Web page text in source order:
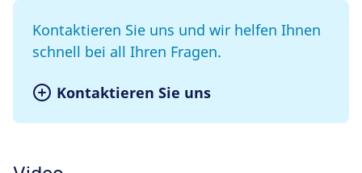
Kontaktieren Sie uns und wir helfen Ihnen
schnell bei all Ihren Fragen.
Kontaktieren Sie uns